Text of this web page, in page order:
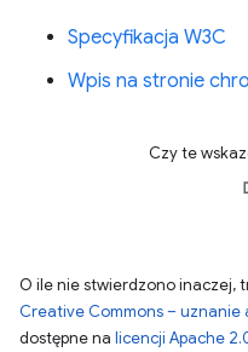
Specyfikacja W3C
Wpis na stronie
Czy te
O ile nie stwierdzono inaczej,
Creative Commons – uznanie
dostępne na licencji Apache